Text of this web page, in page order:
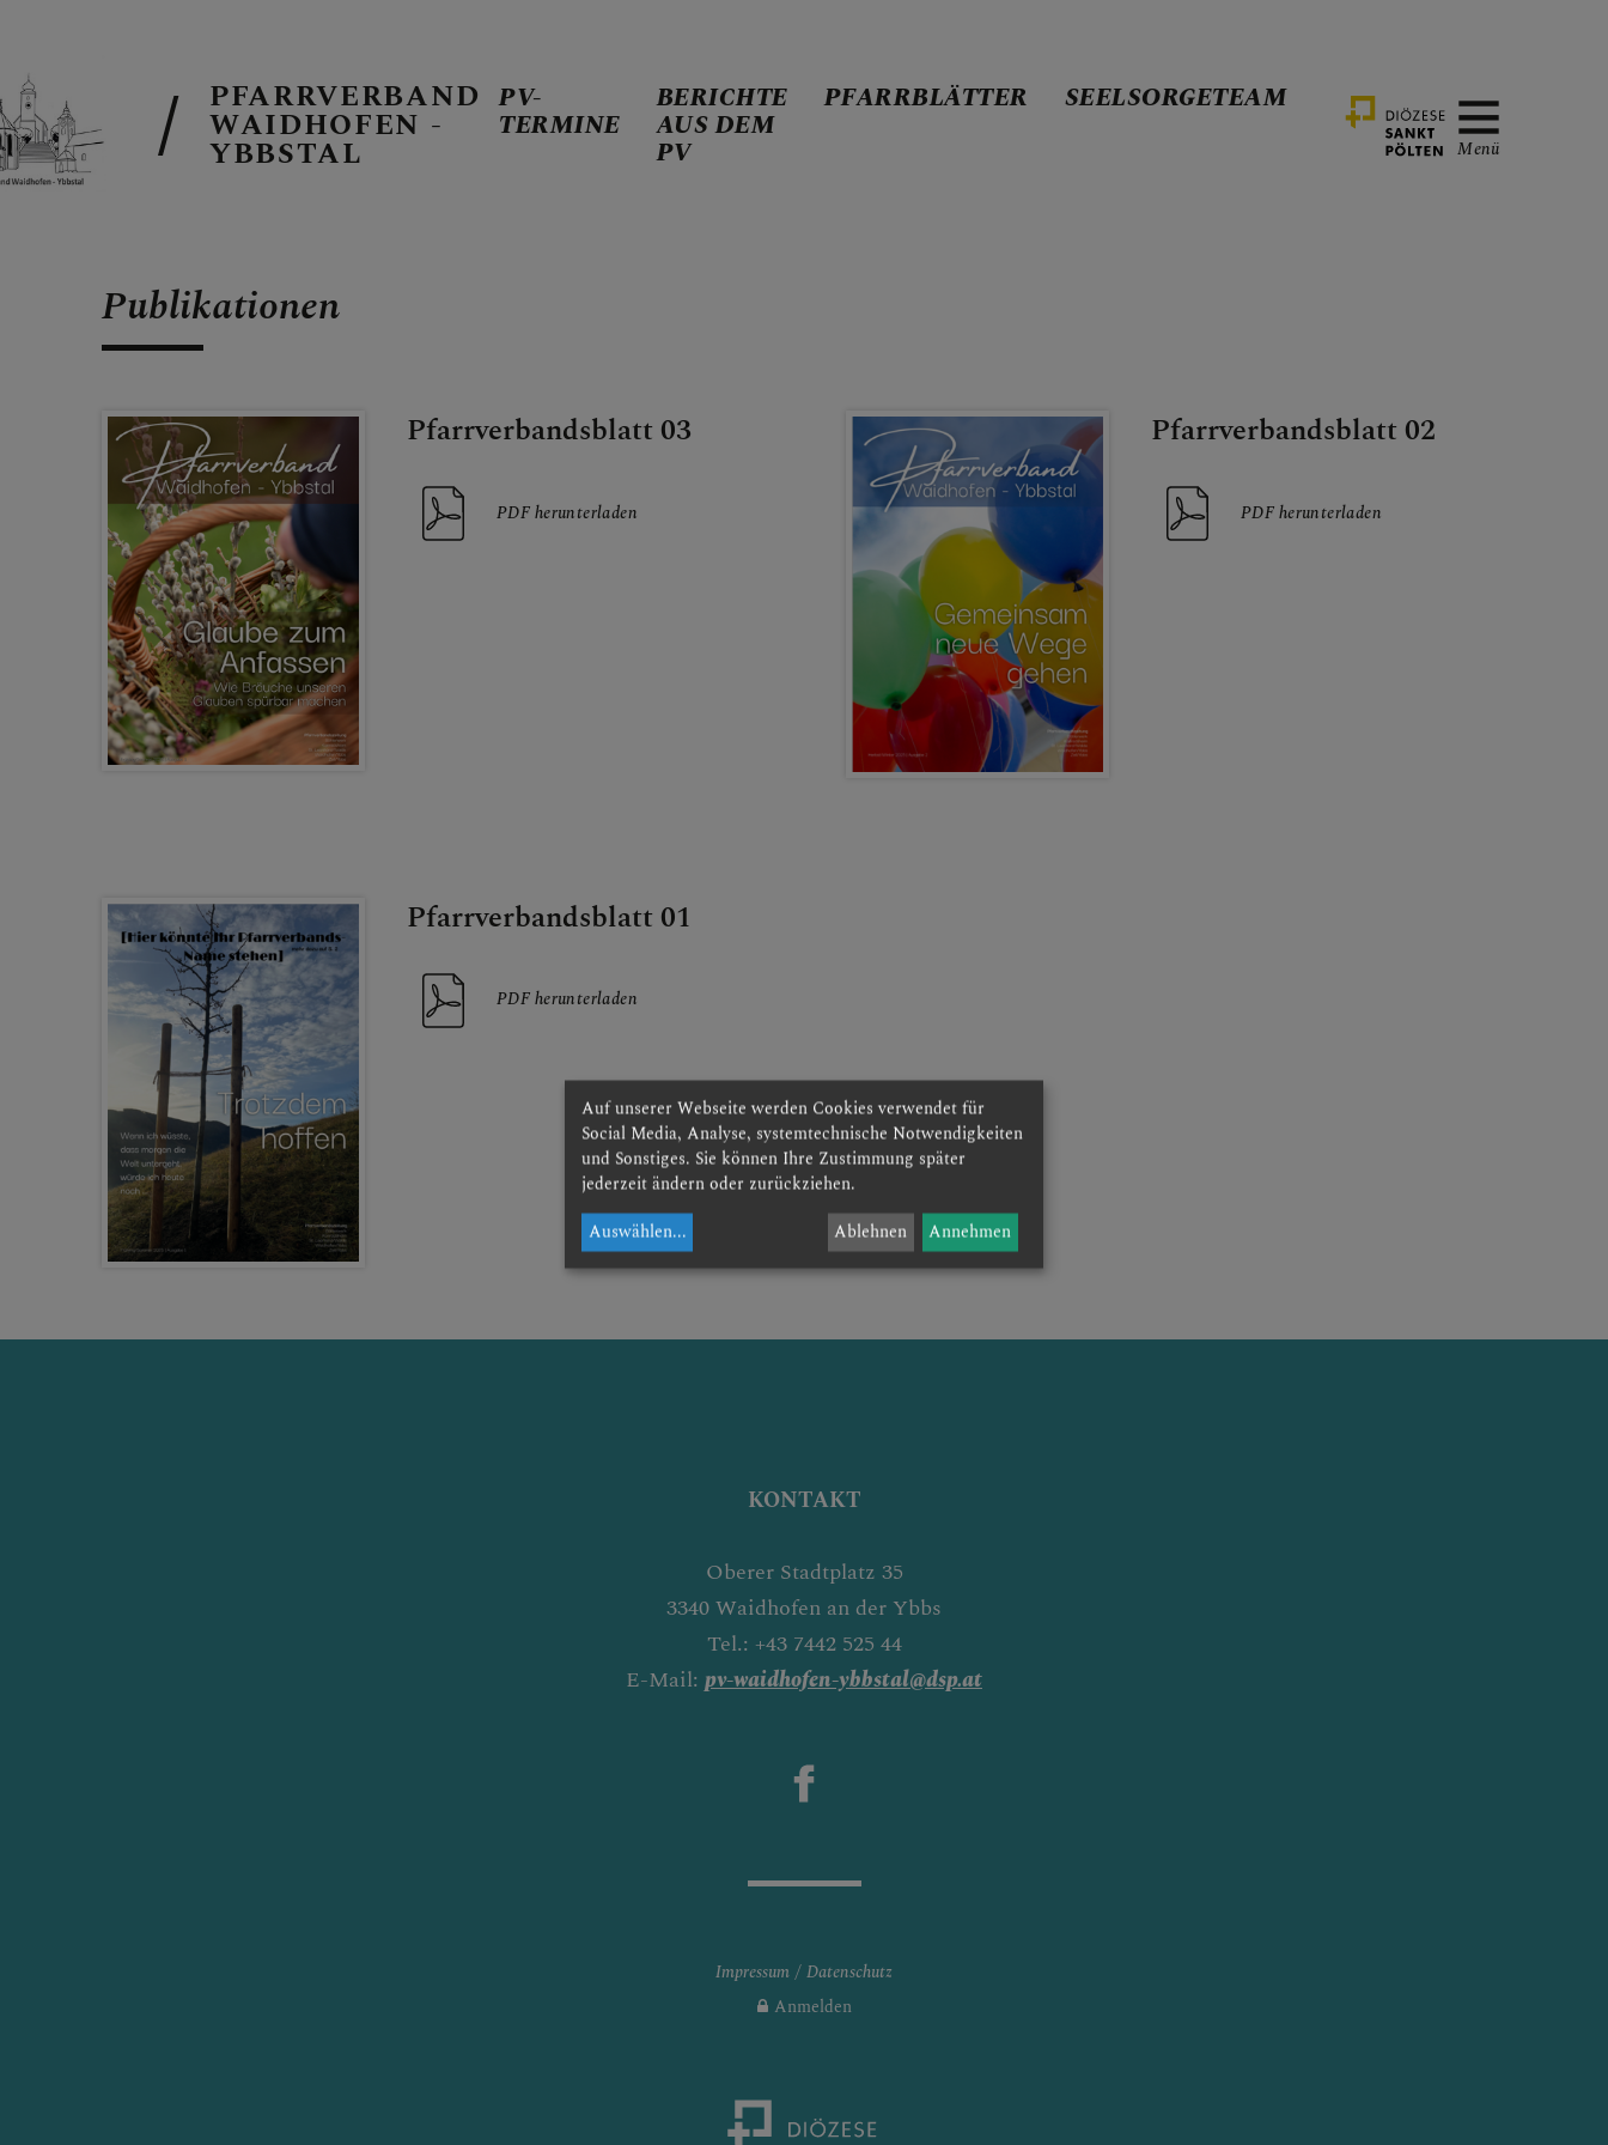
PFARRBLÄTTER
SEELSORGETEAM
SAKRAMENTE
PFARRVERBAND
WAIDHOFEN -
YBBSTAL
PV-
TERMINE
BERICHTE
AUS DEM
PV
PFARRBLÄTTER SEELSORGETEAM
Menü
Publikationen
Pfarrverbandsblatt 03
PDF herunterladen
Pfarrverbandsblatt 02
PDF herunterladen
Pfarrverbandsblatt 01
PDF herunterladen
KONTAKT
Oberer Stadtplatz 35
3340 Waidhofen an der Ybbs
Tel.: +43 7442 525 44
E-Mail: pv-waidhofen-ybbstal@dsp.at
Impressum
Datenschutz
Anmelden
Auf unserer Webseite werden Cookies verwendet für
Social Media, Analyse, systemtechnische Notwendigkeiten
und Sonstiges. Sie können Ihre Zustimmung später
jederzeit ändern oder zurückziehen.
Auswählen... Ablehnen Annehmen